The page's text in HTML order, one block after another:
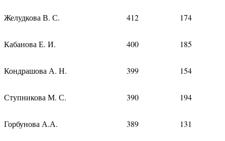
Желудкова В. С. 412 174
Кабанова Е. И. 400 185
Кондрашова А. Н. 399 154
Ступникова М. С. 390 194
Горбунова А.А. 389 131